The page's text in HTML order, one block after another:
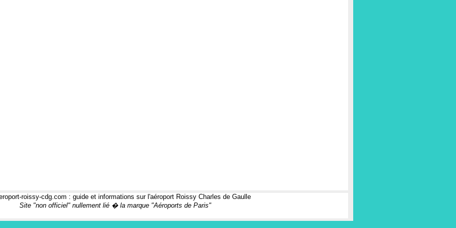
roissy-cdg.com : guide et informations sur l'aéroport Roissy Charles de Gaulle
Site "non officiel" nullement lié � la marque "Aéroports de Paris"